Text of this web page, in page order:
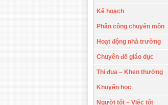
Kế hoạch
Phân công chuyên môn
Hoạt động nhà trường
Chuyên đề giáo dục
Thi đua – Khen thưởng
Khuyến học
Người tốt – Việc tốt